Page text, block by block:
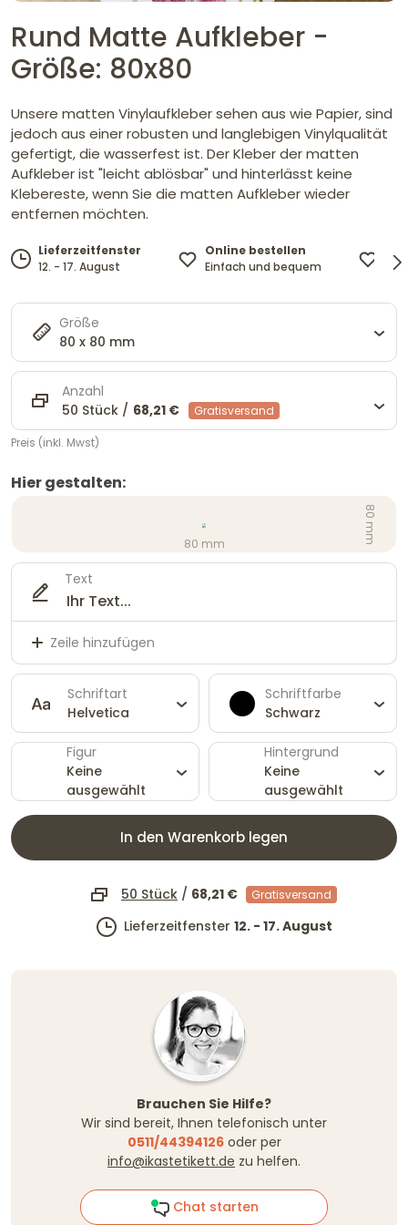
Rund Matte Aufkleber -
Größe: 80x80
Unsere matten Vinylaufkleber sehen aus wie Papier, sind
jedoch aus einer robusten und langlebigen Vinylqualität
gefertigt, die wasserfest ist. Der Kleber der matten
Aufkleber ist "leicht ablösbar" und hinterlässt keine
Klebereste, wenn Sie die matten Aufkleber wieder
entfernen möchten.
Lieferzeitfenster
12. - 17. August
Online bestellen
Einfach und bequem
Größe
80 x 80 mm
Anzahl
50 Stück / 68,21 € Gratisversand
Preis (inkl. Mwst)
Hier gestalten:
80 mm
80 mm
Text
Zeile hinzufügen
Schriftart
Helvetica
Schriftfarbe
Schwarz
Figur
Keine
ausgewählt
Hintergrund
Keine
ausgewählt
In den Warenkorb legen
50 Stück / 68,21 € Gratisversand
Lieferzeitfenster 12. - 17. August
Brauchen Sie Hilfe?
Wir sind bereit, Ihnen telefonisch unter
0511/44394126oder per
info@ikastetikett.de zu helfen.
Chat starten